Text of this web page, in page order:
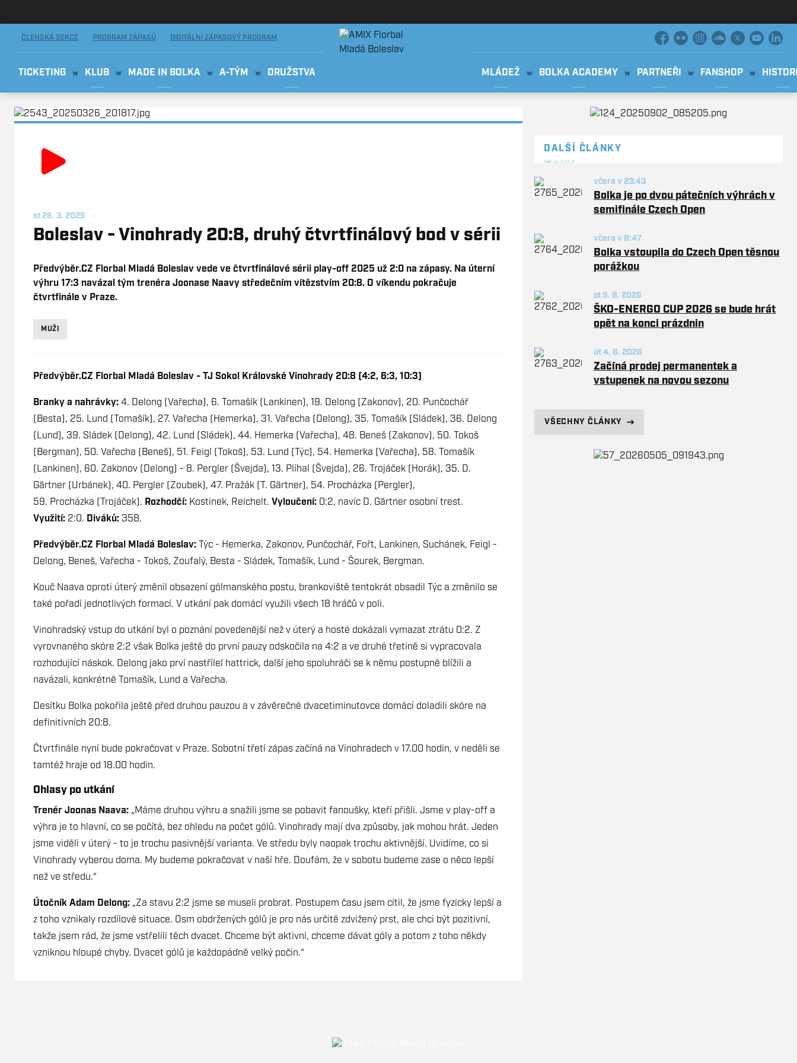
ČLENSKÁ SEKCE PROGRAM ZÁPASŮ DIGITÁLNÍ ZÁPASOVÝ PROGRAM
FACEBOOK
FLICKRINSTAGRAMSOUNDCLOUD
PLATFORM X
YOUTUBE
TICKETING KLUB MADE IN BOLKA A-TÝM DRUŽSTVA MLÁDEŽ BOLKA ACADEMY PARTNEŘI FANSHOP
DALŠÍ ČLÁNKY
včera v 23:43
Bolka je po dvou pátečních výhrách v
semifinále Czech Open
včera v 8:47
Bolka vstoupila do Czech Open těsnou
porážkou
st 5. 8. 2026
ŠKO-ENERGO CUP 2026 se bude hrát
opět na konci prázdnin
út 4. 8. 2026
Začíná prodej permanentek a
vstupenek na novou sezonu
VŠECHNY ČLÁNKY
st 26. 3. 2025
Boleslav - Vinohrady 20:8, druhý čtvrtfinálový bod v sérii
Předvýběr.CZ Florbal Mladá Boleslav vede ve čtvrtfinálové sérii play-off 2025 už 2:0 na zápasy. Na úterní
výhru 17:3 navázal tým trenéra Joonase Naavy středečním vítězstvím 20:8. O víkendu pokračuje
čtvrtfinále v Praze.
MUŽI
Předvýběr.CZ Florbal Mladá Boleslav - TJ Sokol Královské Vinohrady 20:8 (4:2, 6:3, 10:3)
Branky a nahrávky: 4. Delong (Vařecha), 6. Tomašík (Lankinen), 19. Delong (Zakonov), 20. Punčochář
(Besta), 25. Lund (Tomašík), 27. Vařecha (Hemerka), 31. Vařecha (Delong), 35. Tomašík (Sládek), 36. Delong
(Lund), 39. Sládek (Delong), 42. Lund (Sládek), 44. Hemerka (Vařecha), 48. Beneš (Zakonov), 50. Tokoš
(Bergman), 50. Vařecha (Beneš), 51. Feigl (Tokoš), 53. Lund (Týc), 54. Hemerka (Vařecha), 58. Tomašík
(Lankinen), 60. Zakonov (Delong) - 8. Pergler (Švejda), 13. Plíhal (Švejda), 26. Trojáček (Horák), 35. D.
Gärtner (Urbánek), 40. Pergler (Zoubek), 47. Pražák (T. Gärtner), 54. Procházka (Pergler),
59. Procházka (Trojáček). Rozhodčí: Kostinek, Reichelt. Vyloučení: 0:2, navíc D. Gärtner osobní trest.
Využití: 2:0. Diváků: 358.
Předvýběr.CZ Florbal Mladá Boleslav: Týc - Hemerka, Zakonov, Punčochář, Fořt, Lankinen, Suchánek, Feigl -
Delong, Beneš, Vařecha - Tokoš, Zoufalý, Besta - Sládek, Tomašík, Lund - Šourek, Bergman.
Kouč Naava oproti úterý změnil obsazení gólmanského postu, brankoviště tentokrát obsadil Týc a změnilo se
také pořadí jednotlivých formací. V utkání pak domácí využili všech 18 hráčů v poli.
Vinohradský vstup do utkání byl o poznání povedenější než v úterý a hosté dokázali vymazat ztrátu 0:2. Z
vyrovnaného skóre 2:2 však Bolka ještě do první pauzy odskočila na 4:2 a ve druhé třetině si vypracovala
rozhodující náskok. Delong jako prví nastřílel hattrick, další jeho spoluhráči se k němu postupně blížili a
navázali, konkrétně Tomašík, Lund a Vařecha.
Desítku Bolka pokořila ještě před druhou pauzou a v závěrečné dvacetiminutovce domácí doladili skóre na
definitivních 20:8.
Čtvrtfinále nyní bude pokračovat v Praze. Sobotní třetí zápas začíná na Vinohradech v 17.00 hodin, v neděli se
tamtéž hraje od 18.00 hodin.
Ohlasy po utkání
Trenér Joonas Naava: „Máme druhou výhru a snažili jsme se pobavit fanoušky, kteří přišli. Jsme v play-off a
výhra je to hlavní, co se počítá, bez ohledu na počet gólů. Vinohrady mají dva způsoby, jak mohou hrát. Jeden
jsme viděli v úterý - to je trochu pasivnější varianta. Ve středu byly naopak trochu aktivnější. Uvidíme, co si
Vinohrady vyberou doma. My budeme pokračovat v naší hře. Doufám, že v sobotu budeme zase o něco lepší
než ve středu.“
Útočník Adam Delong: „Za stavu 2:2 jsme se museli probrat. Postupem času jsem cítil, že jsme fyzicky lepší a
z toho vznikaly rozdílové situace. Osm obdržených gólů je pro nás určitě zdvižený prst, ale chci být pozitivní,
takže jsem rád, že jsme vstřelili těch dvacet. Chceme být aktivní, chceme dávat góly a potom z toho někdy
vzniknou hloupé chyby. Dvacet gólů je každopádně velký počin.“